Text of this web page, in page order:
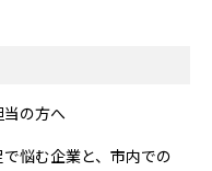
の方へ
悩む企業と、市内での